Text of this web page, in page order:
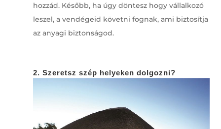
hozzád. Később, ha úgy döntesz hogy vállalkozó
leszel, a vendégeid követni fognak, ami biztosítja
az anyagi biztonságod.
2. Szeretsz szép helyeken dolgozni?